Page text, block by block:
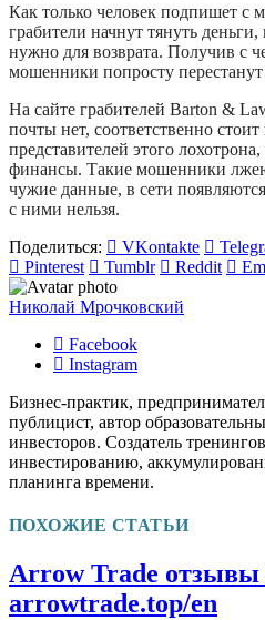
Как только человек подпишет с
грабители начнут тянуть
нужно для возврата. Получив с
мошенники попросту перестанут
На сайте грабителей Barton &
почты нет, соответственно
представителей этого
финансы. Такие мошенники
чужие данные, в сети
с ними нельзя.
Поделиться:
VKontakte
Pinterest
Tumblr Reddit
Николай Мрочковский
Facebook
Instagram
Бизнес-практик,
публицист, автор
инвесторов. Создатель
инвестированию,
планинга времени.
ПОХОЖИЕ СТАТЬИ
Arrow Trade
arrowtrade.top/en